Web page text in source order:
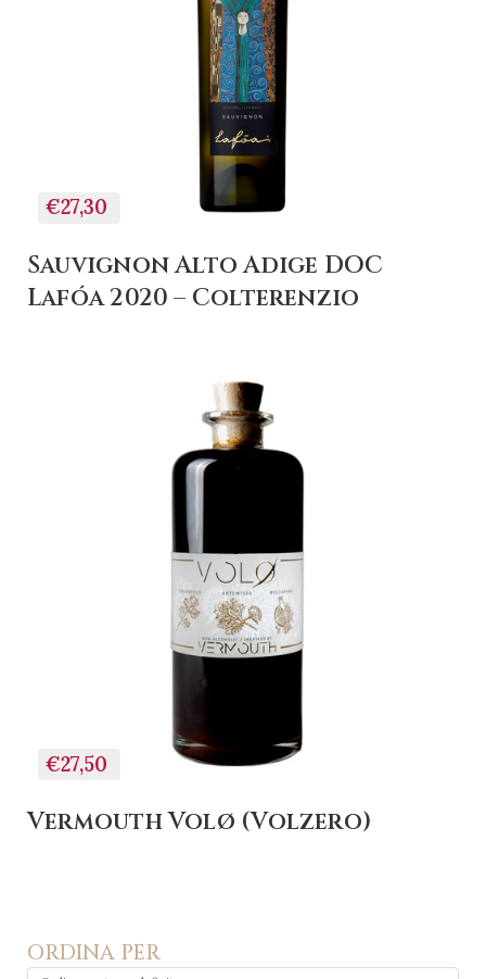
€27,30
+ AGGIUNGI AL
CARRELLO
Sauvignon Alto Adige DOC
Lafóa 2020 – Colterenzio
€27,50
+ AGGIUNGI AL
CARRELLO
Vermouth Volø (Volzero)
ORDINA PER